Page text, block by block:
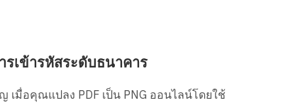
เข้ารหัสระดับธนาคาร
มื่อคุณแปลง PDF เป็น PNG ออนไลน์โดยใช้